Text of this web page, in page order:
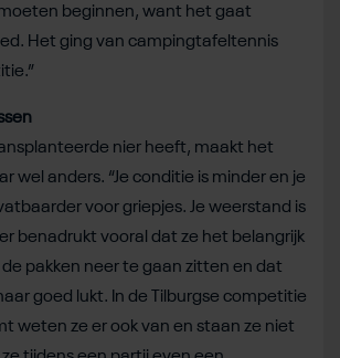
beginnen, want het gaat
Het ging van campingtafeltennis
nier heeft, maakt het
wel anders. “Je conditie is minder en je
voor griepjes. Je weerstand is
benadrukt vooral dat ze het belangrijk
pakken neer te gaan zitten en dat
goed lukt. In de Tilburgse competitie
weten ze er ook van en staan ze niet